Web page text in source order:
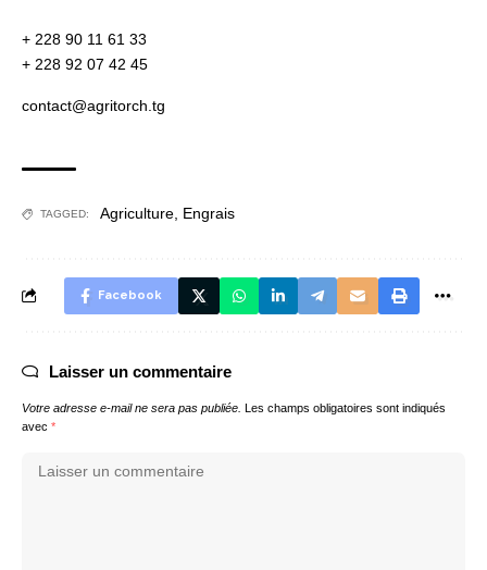
+ 228 90 11 61 33
+ 228 92 07 42 45
contact@agritorch.tg
TAGGED: Agriculture, Engrais
Facebook
Laisser un commentaire
Votre adresse e-mail ne sera pas publiée.
Les champs obligatoires sont indiqués
avec *